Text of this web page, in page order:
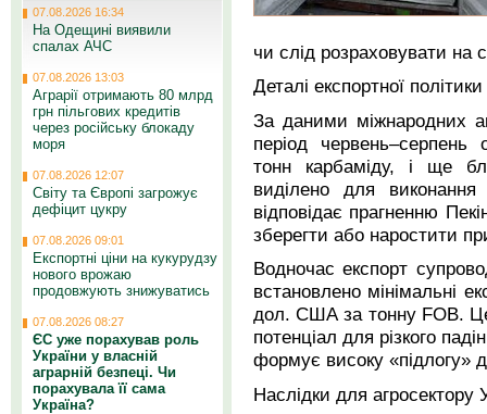
чи слід розраховувати на
Деталі експортної
За даними міжнародних
період червень–серпень
тонн карбаміду, і ще
виділено для
відповідає прагненню
зберегти або наростити
Водночас експорт
встановлено мінімальні
дол. США за тонну FOB.
потенціал для різкого
формує високу «підлогу»
Наслідки для агросектору
07.08.2026 16:34
На Одещині виявили
спалах АЧС
07.08.2026 13:03
Аграрії отримають 80 млрд
грн пільгових кредитів
через російську блокаду
моря
07.08.2026 12:07
Світу та Європі загрожує
дефіцит цукру
07.08.2026 09:01
Експортні ціни на кукурудзу
нового врожаю
продовжують знижуватись
07.08.2026 08:27
ЄС уже порахував роль
України у власній
аграрній безпеці. Чи
порахувала її сама
Україна?